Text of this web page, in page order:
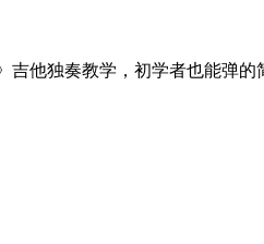
他独奏教学，初学者也能弹的